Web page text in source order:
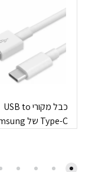
כבל מקורי USB to
Type-C של Samsung